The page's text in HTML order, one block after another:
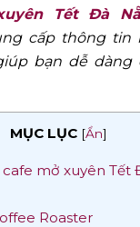
Tết Đà
cấp thông tin
bạn dễ dàng
MỤC LỤC [Ẩn]
mở xuyên Tết
Roaster